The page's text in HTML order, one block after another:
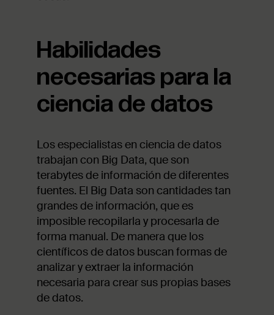
Habilidades
necesarias para la
ciencia de datos
Los especialistas en ciencia de datos
trabajan con Big Data, que son
terabytes de información de diferentes
fuentes. El Big Data son cantidades tan
grandes de información, que es
imposible recopilarla y procesarla de
forma manual. De manera que los
científicos de datos buscan formas de
analizar y extraer la información
necesaria para crear sus propias bases
de datos.